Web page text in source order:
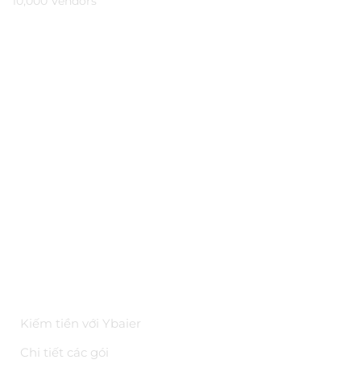
Kiếm tiền với Ybaier
Chi tiết các gói